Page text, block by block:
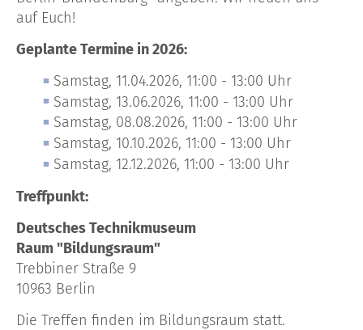
auf Euch!
Geplante Termine in 2026:
Samstag, 11.04.2026, 11:00 - 13:00 Uhr
Samstag, 13.06.2026, 11:00 - 13:00 Uhr
Samstag, 08.08.2026, 11:00 - 13:00 Uhr
Samstag, 10.10.2026, 11:00 - 13:00 Uhr
Samstag, 12.12.2026, 11:00 - 13:00 Uhr
Treffpunkt:
Deutsches Technikmuseum
Raum "Bildungsraum"
Trebbiner Straße 9
10963 Berlin
Die Treffen finden im Bildungsraum statt.